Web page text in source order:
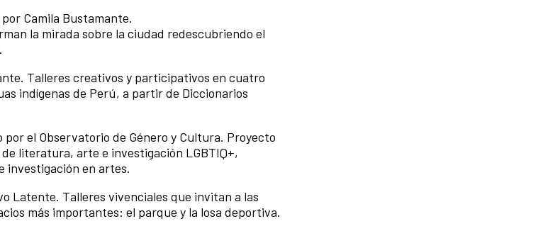
Camila Bustamante.
la mirada sobre la ciudad redescubriendo el
Talleres creativos y participativos en cuatro
indígenas de Perú, a partir de Diccionarios
por el Observatorio de Género y Cultura. Proyecto
literatura, arte e investigación LGBTIQ+,
investigación en artes.
Latente. Talleres vivenciales que invitan a las
más importantes: el parque y la losa deportiva.